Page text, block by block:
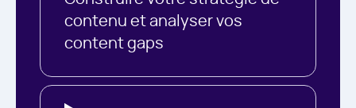
contenu et analyser vos
content gaps